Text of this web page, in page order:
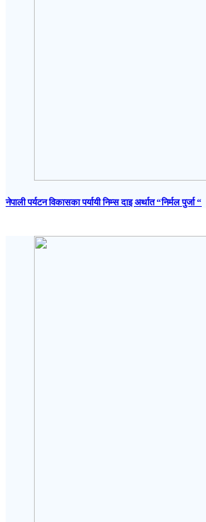
नेपाली पर्यटन विकासका पर्यायी निम्स दाइ अर्थात “निर्मल पुर्जा “